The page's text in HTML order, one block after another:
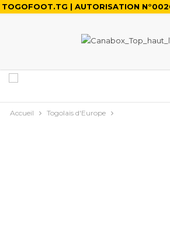
TOGOFOOT.TG | AUTORISATION
Accueil Togolais d'Europe